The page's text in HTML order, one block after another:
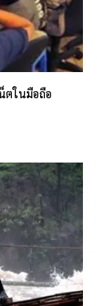
ตในมือถือ